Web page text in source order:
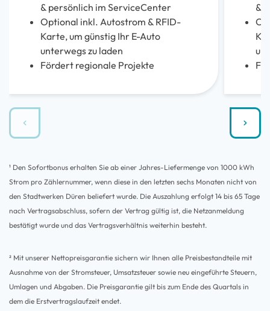
& persönlich im ServiceCenter
Optional inkl. Autostrom & RFID-
Karte, um günstig Ihr E-Auto
unterwegs zu laden
Fördert regionale Projekte
&
¹ Den Sofortbonus erhalten Sie ab einer Jahres-Liefermenge von 1000 kWh
Strom pro Zählernummer, wenn diese in den letzten sechs Monaten nicht von
den Stadtwerken Düren beliefert wurde. Die Auszahlung erfolgt 14 bis 65 Tage
nach Vertragsabschluss, sofern der Vertrag gültig ist, die Netzanmeldung
bestätigt wurde und das Vertragsverhältnis weiterhin besteht.
² Mit unserer Nettopreisgarantie sichern wir Ihnen alle Preisbestandteile mit
Ausnahme von der Stromsteuer, Umsatzsteuer sowie neu eingeführte Steuern,
Umlagen und Abgaben. Die Preisgarantie gilt bis zum Ende des Quartals in
dem die Erstvertragslaufzeit endet.